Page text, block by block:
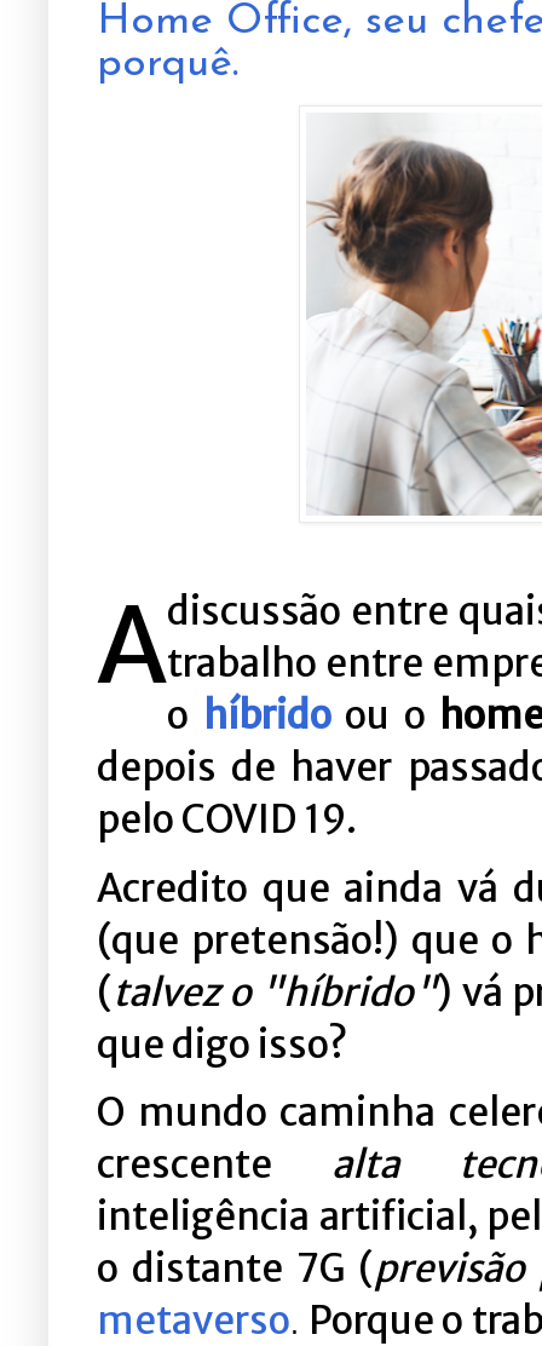
Home Office, seu
porquê.
Adiscussão entre
trabalho entre
o híbridoou o
depois de haver
pelo COVID 19.
Acredito que ainda vá
(que pretensão!) que o
(talvez o "híbrido") vá
que digo isso?
O mundo caminha
crescente alta
inteligência artificial,
o distante 7G (
metaverso. Porque o